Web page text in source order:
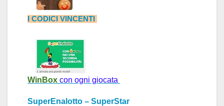
I CODICI VINCENTI
WinBox con ogni giocata
SuperEnalotto – SuperStar